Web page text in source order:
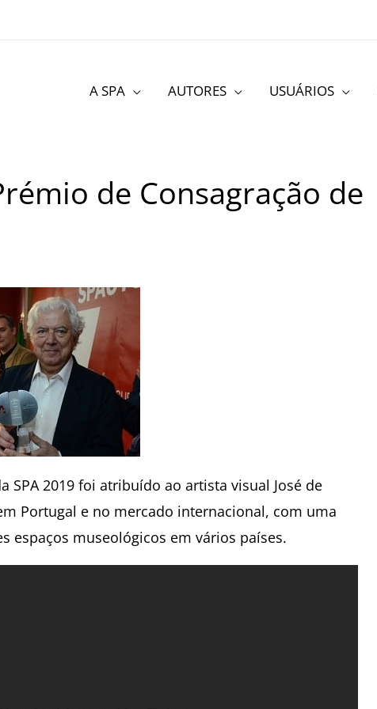
A SPA AUTORES USUÁRIOS
de Consagração de
SPA 2019 foi atribuído ao artista visual José de
Portugal e no mercado internacional, com uma
espaços museológicos em vários países.